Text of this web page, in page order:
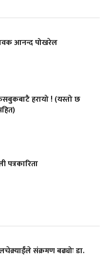
आनन्द पोखरेल
हरायो ! (यस्तो छ
पत्रकारिता
संक्रमण बढ्योः डा.